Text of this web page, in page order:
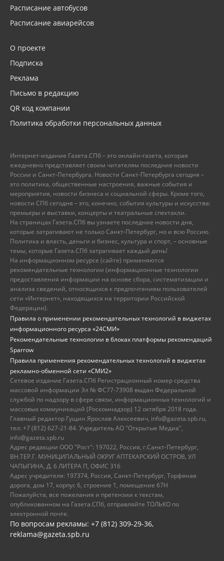
Расписание автобусов
Расписание авиарейсов
О проекте
Подписка
Реклама
Письмо в редакцию
QR код компании
Политика обработки персональных данных
Интернет-издание Газета.СПб – это онлайн-газета, которая
ежедневно представляет своим читателям последние новости
России и Санкт-Петербурга. Новости Санкт-Петербурга сегодня –
это политика, общественные настроения, важные события и
мероприятия, новости бизнеса и социальной сферы. Кроме того,
новости СПб сегодня – это, конечно, события культуры и искусства:
премьеры и выставки, концерты и театральные спектакли.
На страницах Газета.СПб вы узнаете последние новости дня,
которые затрагивают не только Санкт-Петербург, но и всю Россию.
Политика и власть, деньги и бизнес, культура и спорт, – основные
темы, которые Газета.СПб затрагивает каждый день!
На информационном ресурсе (сайте) применяются
рекомендательные технологии (информационные технологии
предоставления информации на основе сбора, систематизации и
анализа сведений, относящихся к предпочтениям пользователей
сети «Интернет», находящихся на территории Российской
Федерации).
Правила о применении рекомендательных технологий в виджетах
информационного ресурса «24СМИ»
Рекомендательные технологии в блоках платформы рекомендаций
Sparrow
Правила применения рекомендательных технологий в виджетах
рекламно-обменной сети «СМИ2»
Сетевое издание Газета.СПб Регистрационный номер средства
массовой информации Эл № ФС77-73908 выдан Федеральной
службой по надзору в сфере связи, информационных технологий и
массовых коммуникаций (Роскомнадзор) 12 октября 2018 года.
Главный редактор Гущин Ярослав Алексеевич, info@gazeta.spb.ru,
тел: +7 (812) 627-21-84. Учредитель АО "Открытые Медиа",
info@gazeta.spb.ru
Адрес редакции ООО "Рост": 197022, Россия, г.Санкт-Петербург,
ВН.ТЕР.Г. МУНИЦИПАЛЬНЫЙ ОКРУГ АПТЕКАРСКИЙ ОСТРОВ, УЛ
ЧАПЫГИНА, Д. 6 ЛИТЕРА П, ОФИС 316
Адрес учредителя: 197374, Россия, Санкт-Петербург, Торфяная
дорога, дом 17, корпус 6, строение 1, помещение 67Н
Пожалуйста, все пожелания и претензии к текстам,
опубликованном на Газета.СПб, отправляйте ТОЛЬКО по
электронной почте.
По вопросам рекламы: +7 (812) 309-29-36,
reklama@gazeta.spb.ru